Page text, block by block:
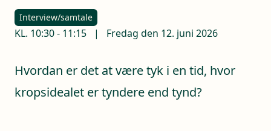
Interview/samtale
KL. 10:30- 11:15 | Fredag den 12. juni 2026
Hvordan er det at være tyk i en tid, hvor
kropsidealet er tyndere end tynd?